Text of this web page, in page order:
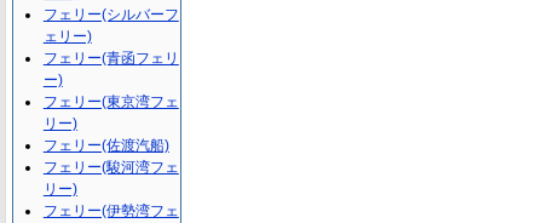
フェリー(シルバーフ
ェリー)
フェリー(青函フェリ
ー)
フェリー(東京湾フェ
リー)
フェリー(佐渡汽船)
フェリー(駿河湾フェ
リー)
フェリー(伊勢湾フェ